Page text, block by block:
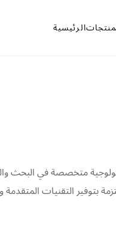
الرئيسية
بتوفير التقنيات